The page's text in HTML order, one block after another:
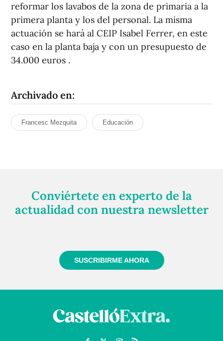
reformar los lavabos de la zona de primaria a la
primera planta y los del personal. La misma
actuación se hará al CEIP Isabel Ferrer, en este
caso en la planta baja y con un presupuesto de
34.000 euros .
Archivado en:
Francesc Mezquita Educación
Conviértete en experto de la
actualidad con nuestra newsletter
SUSCRIBIRME AHORA